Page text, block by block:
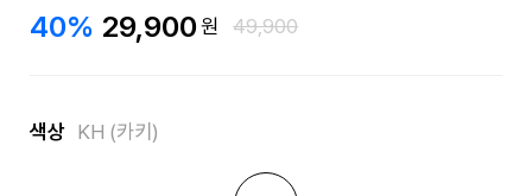
40% 29,900원 49,900
색상 KH (카키)